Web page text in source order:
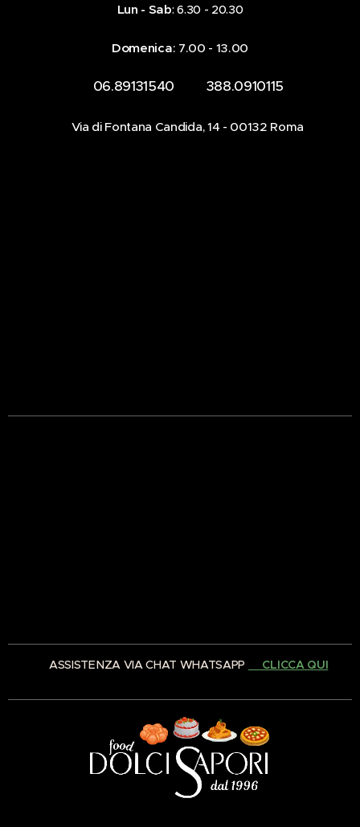
Lun - Sab: 6.30 - 20.30
Domenica: 7.00 - 13.00
☎️ 06.89131540 📞 388.0910115
📍Via di Fontana Candida, 14 - 00132 Roma
✅ ASSISTENZA VIA CHAT WHATSAPP 👉🏻CLICCA QUI